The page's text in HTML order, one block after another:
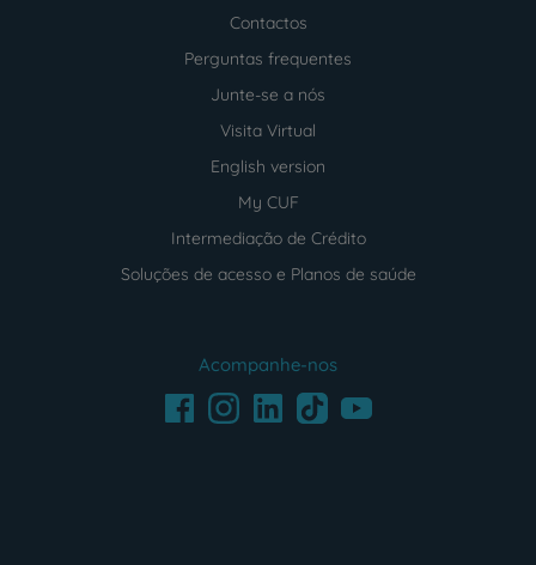
Contactos
Perguntas frequentes
Junte-se a nós
Visita Virtual
English version
My CUF
Intermediação de Crédito
Soluções de acesso e Planos de saúde
Acompanhe-nos
FacebookInstagramLinkedInTikTokYoutube